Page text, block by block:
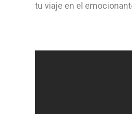
tu viaje en el